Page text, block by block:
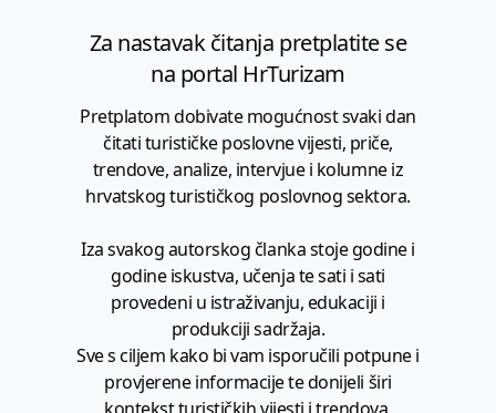
Za nastavak čitanja pretplatite se
na portal HrTurizam
Pretplatom dobivate mogućnost svaki dan
čitati turističke poslovne vijesti, priče,
trendove, analize, intervjue i kolumne iz
hrvatskog turističkog poslovnog sektora.
Iza svakog autorskog članka stoje godine i
godine iskustva, učenja te sati i sati
provedeni u istraživanju, edukaciji i
produkciji sadržaja.
Sve s ciljem kako bi vam isporučili potpune i
provjerene informacije te donijeli širi